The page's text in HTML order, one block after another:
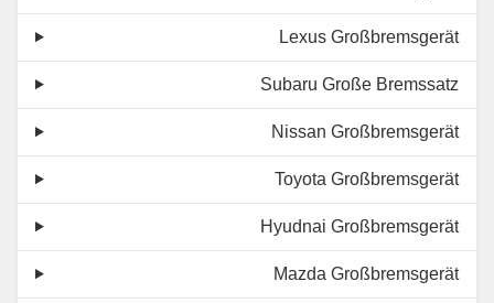
Lexus Großbremsgerät
Subaru Große Bremssatz
Nissan Großbremsgerät
Toyota Großbremsgerät
Hyudnai Großbremsgerät
Mazda Großbremsgerät